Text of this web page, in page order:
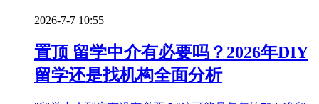
2026-7-7 10:55
置顶 留学中介有必要吗？2026年DIY
留学还是找机构全面分析